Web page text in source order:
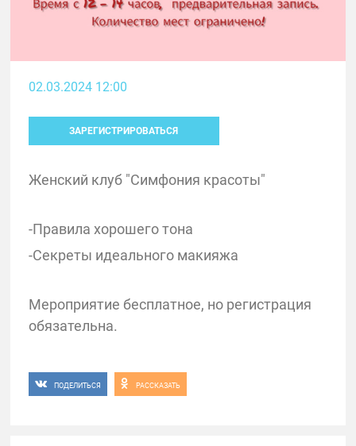
02.03.2024 12:00
ЗАРЕГИСТРИРОВАТЬСЯ
Женский клуб "Симфония красоты"
-Правила хорошего тона
-Секреты идеального макияжа
Мероприятие бесплатное, но регистрация
обязательна.
ПОДЕЛИТЬСЯ РАССКАЗАТЬ